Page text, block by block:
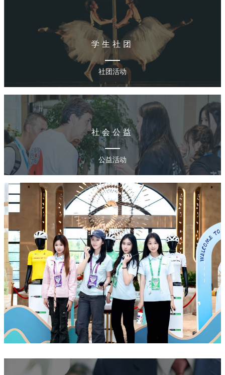
学生社团
社团活动
社会公益
公益活动